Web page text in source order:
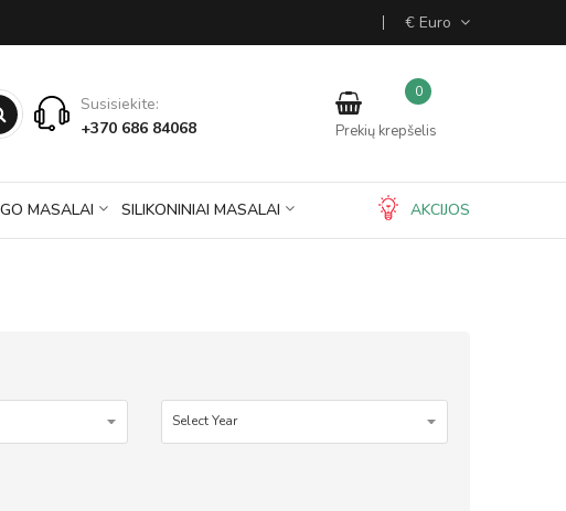
Susisiekite:
+370 686 84068
Prekių krepšelis
0
AKCIJOS
MASALAI SILIKONINIAI MASALAI